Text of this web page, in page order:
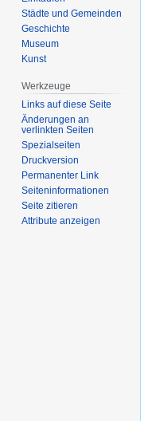
Städte und Gemeinden
Geschichte
Museum
Kunst
Werkzeuge
Links auf diese Seite
Änderungen an
verlinkten Seiten
Spezialseiten
Druckversion
Permanenter Link
Seiten­­informationen
Seite zitieren
Attribute anzeigen